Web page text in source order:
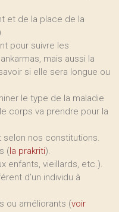
et de la place de la
pour suivre les
mais aussi la
si elle sera longue ou
le type de la maladie
corps va prendre pour la
nos constitutions.
(la prakriti).
enfants, vieillards, etc.).
d’un individu à
ou améliorants (voir